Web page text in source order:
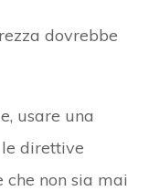
dovrebbe
usare una
direttive
non sia mai